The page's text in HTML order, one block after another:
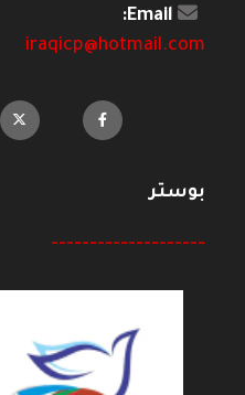
Email:
iraqicp@hotmail.com
بوستر
--------------------